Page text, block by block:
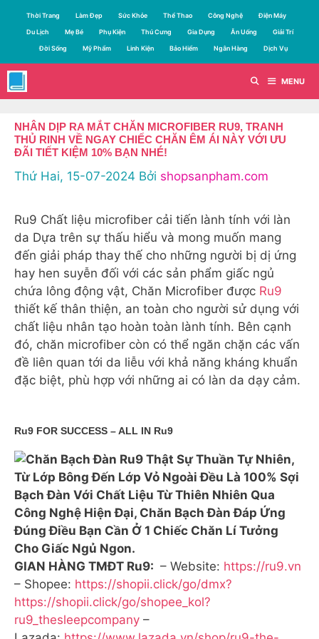
dung
Thời Trang Làm Đẹp Sức Khỏe Thể Thao Công Nghệ Điện Máy
Du Lịch Mẹ Bé Phụ Kiện Thú Cưng Gia Dụng Ăn Uống Giải Trí
Đời Sống Mỹ Phẩm Linh Kiện Bảo Hiểm Ngân Hàng Dịch Vụ
MENU
NHÂN DỊP RA MẮT CHĂN MICROFIBER RU9, TRANH
THỦ RINH VỀ NGAY CHIẾC CHĂN ÊM ÁI NÀY VỚI ƯU
ĐÃI TIẾT KIỆM 10% BẠN NHÉ!
Thứ Hai, 15-07-2024 Bởi shopsanpham.com
Ru9 Chất liệu microfiber cải tiến lành tính với làn
da Dựa trên sự thấu hiểu và mong muốn mang
đến giải pháp thay thế cho những người bị dị ứng
hay hen suyễn đối với các sản phẩm giấc ngủ
chứa lông động vật, Chăn Microfiber được Ru9
thiết kế thân thiện, an toàn cho người sử dụng với
chất liệu nhân tạo hoàn toàn lành tính. Bên cạnh
đó, chăn microfiber còn có thể ngăn chặn các vấn
đề liên quan tới da liễu với khả năng kháng khuẩn
đặc biệt, phù hợp với những ai có làn da dạy cảm.
Ru9 FOR SUCCESS – ALL IN Ru9
GIAN HÀNG TMĐT Ru9: – Website: https://ru9.vn
– Shopee: https://shopii.click/go/dmx?
https://shopii.click/go/shopee_kol?
ru9_thesleepcompany –